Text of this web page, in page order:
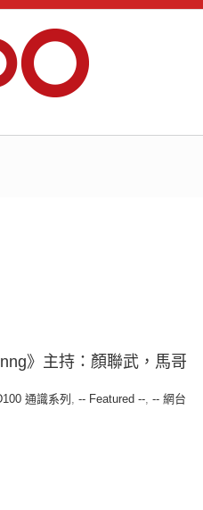
》主持：顏聯武，馬哥
通識系列 , -- Featured --, -- 網台